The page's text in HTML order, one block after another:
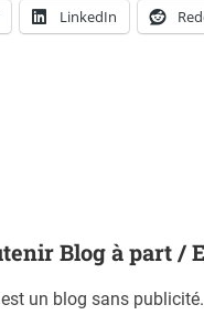
LinkedIn
Blog à part /
un blog sans